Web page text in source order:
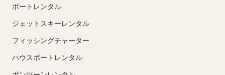
ボートレンタル
ジェットスキーレンタル
フィッシングチャーター
ハウスボートレンタル